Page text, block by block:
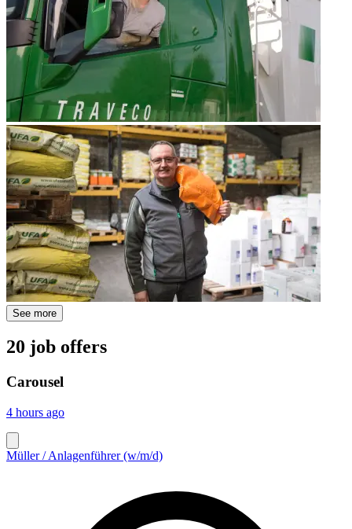
See more
20 job offers
Carousel
4 hours ago
Müller / Anlagenführer (w/m/d)